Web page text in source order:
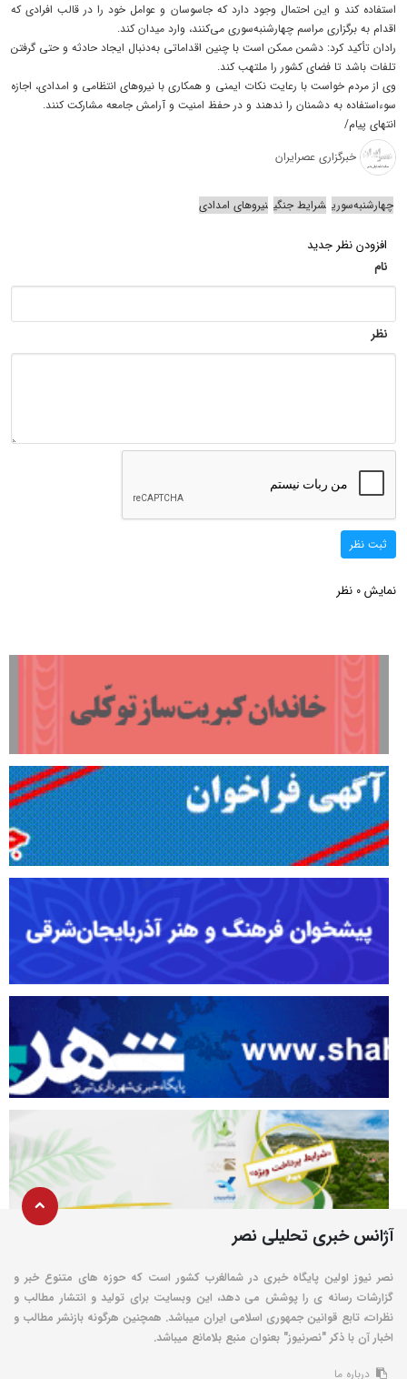
استفاده کند و این احتمال وجود دارد که جاسوسان و عوامل خود را در قالب افرادی که
اقدام به برگزاری مراسم چهارشنبه‌سوری می‌کنند، وارد میدان کند.
رادان تأکید کرد: دشمن ممکن است با چنین اقداماتی به‌دنبال ایجاد حادثه و حتی گرفتن
تلفات باشد تا فضای کشور را ملتهب کند.
وی از مردم خواست با رعایت نکات ایمنی و همکاری با نیروهای انتظامی و امدادی، اجازه
سوءاستفاده به دشمنان را ندهند و در حفظ امنیت و آرامش جامعه مشارکت کنند.
انتهای پیام/
خبرگزاری عصرایران
چهارشنبه‌سوری شرایط جنگی نیروهای امدادی
افزودن نظر جدید
نام
نظر
ثبت نظر
نمایش 0 نظر
آژانس خبری تحلیلی نصر
نصر نیوز اولین پایگاه خبری در شمالغرب کشور است که حوزه های متنوع خبر و
گزارشات رسانه ی را پوشش می دهد، این وبسایت برای تولید و انتشار مطالب و
نظرات، تابع قوانین جمهوری اسلامی ایران میباشد. همچنین هرگونه بازنشر مطالب و
اخبار آن با ذکر "نصرنیوز" بعنوان منبع بلامانع میباشد.
درباره ما